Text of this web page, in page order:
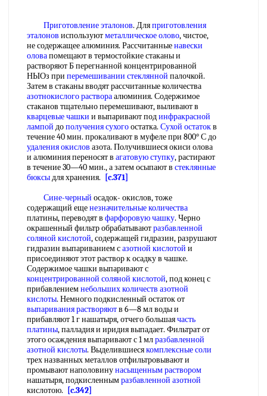
Приготовление эталонов. Дляприготовления
эталонов используютметаллическое олово, чистое,
не содержащее алюминия. Рассчитанныенавески
оловапомещают в термостойкие стаканы и
растворяют Б перегнанной концентрированной
НЫОз при перемешивании стеклянной палочкой.
Затем в стаканы вводят рассчитанные количества
азотнокислого раствораалюминия. Содержимое
стаканов тщательно перемешивают, выливают в
кварцевые чашки и выпаривают подинфракрасной
лампой дополучения сухогоостатка. Сухой остатокв
течение 40 мин. прокаливают в муфеле при 800° С до
удаления окислов азота. Получившиеся окиси олова
и алюминия переносят в агатовую ступку, растирают
в течение 30—40 мин., а затем осыпают в стеклянные
бюксыдля хранения.
[c.371]
Сине-черный осадок- окислов, тоже
содержащий ещенезначительные количества
платины, переводят в фарфоровую чашку. Черно
окрашенный фильтр обрабатываютразбавленной
соляной кислотой, содержащей гидразин, разрушают
гидразин выпариванием сазотной кислотой и
присоединяют этот раствор к осадку в чашке.
Содержимое чашки выпаривают с
концентрированной соляной кислотой, под конец с
прибавлениемнебольших количеств азотной
кислоты. Немного подкисленный остаток от
выпаривания растворяютв 6—8 мл воды и
прибавляют 1 г нашатыря, отчего большаячасть
платины, палладия и иридия выпадает. Фильтрат от
этого осаждения выпаривают с 1 млразбавленной
азотной кислоты. Выделившиесякомплексные соли
трех названных металлов отфильтровывают и
промывают наполовинунасыщенным раствором
нашатыря, подкисленнымразбавленной азотной
кислотою.
[c.342]